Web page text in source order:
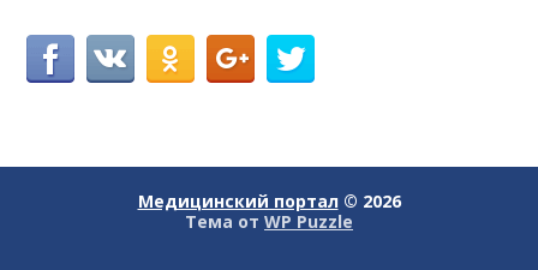
Медицинский портал© 2026
Тема от WP Puzzle